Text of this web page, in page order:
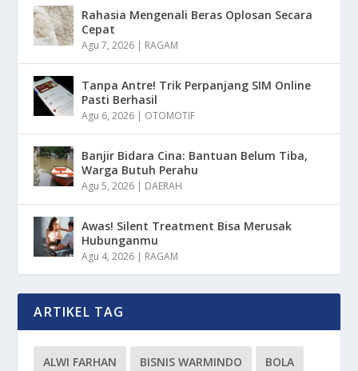
Rahasia Mengenali Beras Oplosan Secara
Cepat
Agu 7, 2026 | RAGAM
Tanpa Antre! Trik Perpanjang SIM Online
Pasti Berhasil
Agu 6, 2026 | OTOMOTIF
Banjir Bidara Cina: Bantuan Belum Tiba,
Warga Butuh Perahu
Agu 5, 2026 | DAERAH
Awas! Silent Treatment Bisa Merusak
Hubunganmu
Agu 4, 2026 | RAGAM
ARTIKEL TAG
ALWI FARHAN BISNIS WARMINDO BOLA